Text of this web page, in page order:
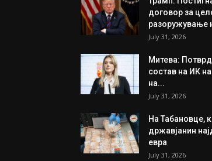
договор за
разоружување
July 31, 2026
Митева:
состав на ИК
на...
July 31, 2026
На Табановце,
државјанин
евра
July 31, 2026